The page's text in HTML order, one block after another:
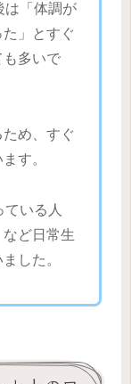
は「体調が
」とすぐ
も多いで
め、すぐ
す。
いる人
ど日常生
した。